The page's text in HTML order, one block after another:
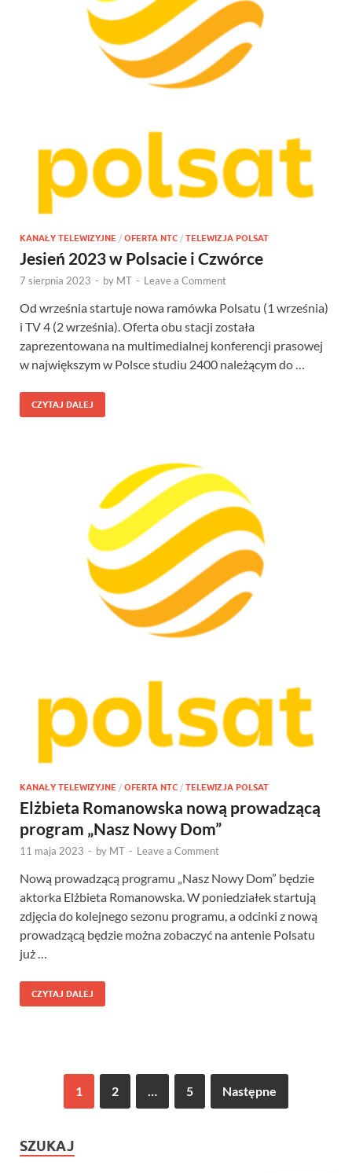
KANAŁY TELEWIZYJNE / OFERTA NTC / TELEWIZJA POLSAT
Jesień 2023 w Polsacie i Czwórce
7 sierpnia 2023 - by MT - Leave a Comment
Od września startuje nowa ramówka Polsatu (1 września)
i TV 4 (2 września). Oferta obu stacji została
zaprezentowana na multimedialnej konferencji prasowej
w największym w Polsce studiu 2400 należącym do …
CZYTAJ DALEJ
KANAŁY TELEWIZYJNE / OFERTA NTC / TELEWIZJA POLSAT
Elżbieta Romanowska nową prowadzącą
program „Nasz Nowy Dom”
11 maja 2023 - by MT - Leave a Comment
Nową prowadzącą programu „Nasz Nowy Dom” będzie
aktorka Elżbieta Romanowska. W poniedziałek startują
zdjęcia do kolejnego sezonu programu, a odcinki z nową
prowadzącą będzie można zobaczyć na antenie Polsatu
już …
CZYTAJ DALEJ
1 2 5 Następne
SZUKAJ